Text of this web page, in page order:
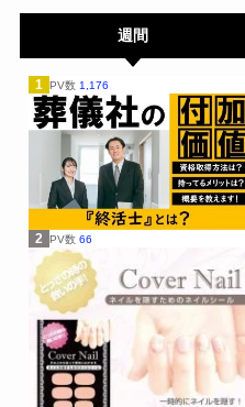
週間
1 PV数 1,176
2 PV数 66